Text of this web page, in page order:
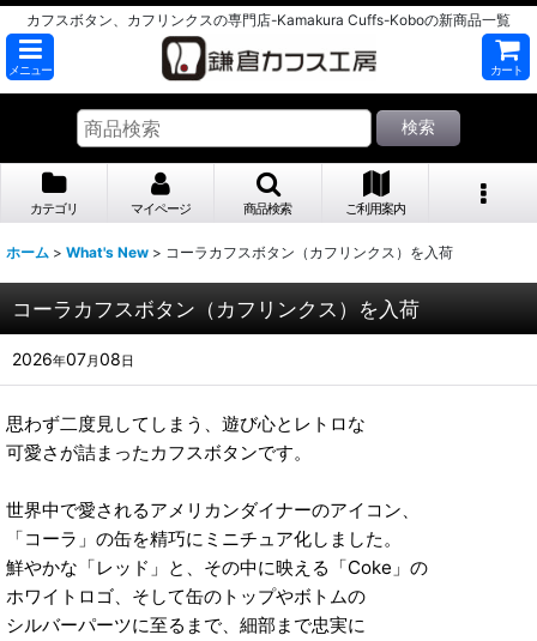
カフスボタン、カフリンクスの専門店-Kamakura Cuffs-Koboの新商品一覧
メニュー カート
検索
カテゴリ マイページ 商品検索 ご利用案内
ホーム > What's New > コーラカフスボタン（カフリンクス）を入荷
コーラカフスボタン（カフリンクス）を入荷
2026年07月08日
思わず二度見してしまう、遊び心とレトロな
可愛さが詰まったカフスボタンです。
世界中で愛されるアメリカンダイナーのアイコン、
「コーラ」の缶を精巧にミニチュア化しました。
鮮やかな「レッド」と、その中に映える「Coke」の
ホワイトロゴ、そして缶のトップやボトムの
シルバーパーツに至るまで、細部まで忠実に